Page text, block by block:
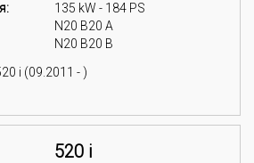
135 kW - 184 PS
N20 B20 A
N20 B20 B
i (09.2011 - )
520 i